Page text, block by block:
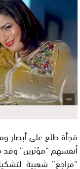
فجأة طلع على أبصار
أنفسهم “مؤثرين” وقد
“مراجع” شعبية